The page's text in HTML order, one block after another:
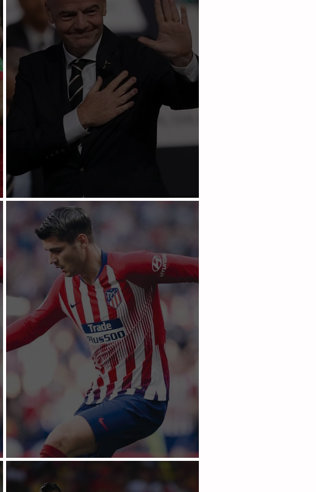
Reeligen a Infantino
Morata no sale del Atlético